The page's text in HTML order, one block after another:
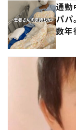
通勤
パパ
数年